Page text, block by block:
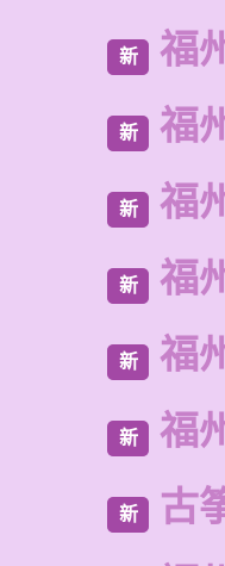
新 福
新 福
新 福
新 福
新 福
新 福
新 古